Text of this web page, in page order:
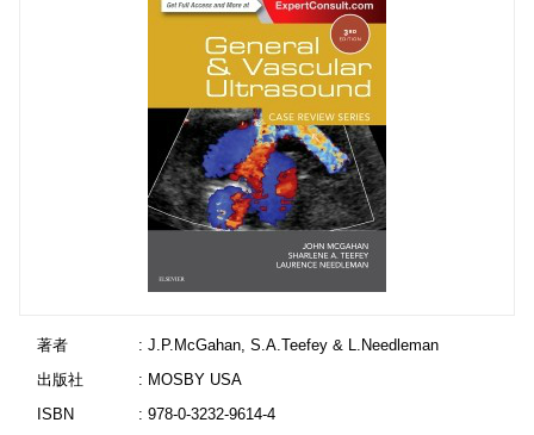
著者
: J.P.McGahan, S.A.Teefey & L.Needleman
出版社
: MOSBY USA
ISBN
: 978-0-3232-9614-4